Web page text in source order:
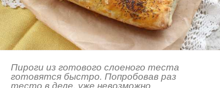
Пироги из готового слоеного теста
готовятся быстро. Попробовав раз
тесто в деле, уже невозможно